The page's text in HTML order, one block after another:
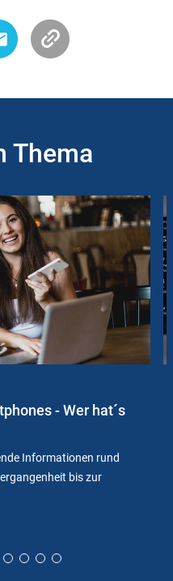
Thema
- Wer hat´s
Informationen rund
bis zur